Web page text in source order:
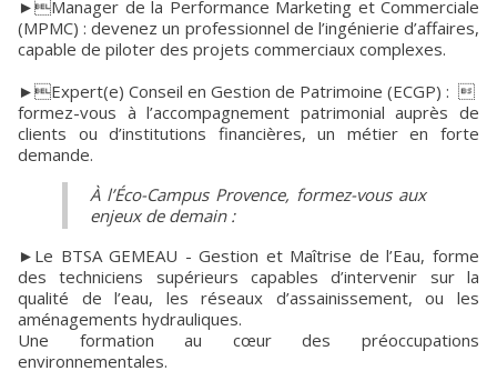
►Manager de la Performance Marketing et Commerciale
(MPMC) : devenez un professionnel de l’ingénierie d’affaires,
capable de piloter des projets commerciaux complexes.
►Expert(e) Conseil en Gestion de Patrimoine (ECGP) : 
formez-vous à l’accompagnement patrimonial auprès de
clients ou d’institutions financières, un métier en forte
demande.
À l’Éco-Campus Provence, formez-vous aux
enjeux de demain :
►Le BTSA GEMEAU - Gestion et Maîtrise de l’Eau, forme
des techniciens supérieurs capables d’intervenir sur la
qualité de l’eau, les réseaux d’assainissement, ou les
aménagements hydrauliques.
Une formation au cœur des préoccupations
environnementales.